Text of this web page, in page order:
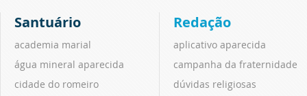
Santuário
academia marial
água mineral aparecida
cidade do romeiro
Redação
aplicativo aparecida
campanha da fraternidade
dúvidas religiosas